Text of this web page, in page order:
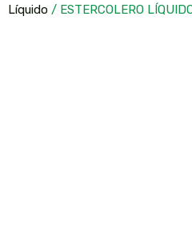
Líquido / ESTERCOLERO